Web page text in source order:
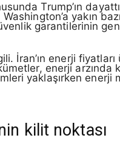
Trump’ın
yakın
garantilerinin
İran’ın enerji
enerji arzında
yaklaşırken enerji
kilit noktası